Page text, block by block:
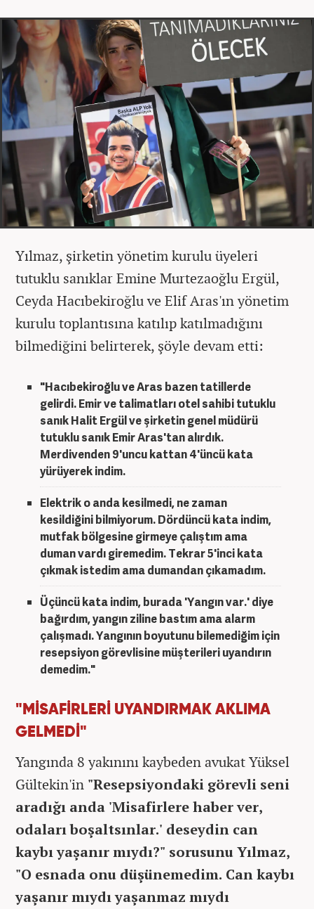
Yılmaz, şirketin yönetim kurulu üyeleri
tutuklu sanıklar Emine Murtezaoğlu Ergül,
Ceyda Hacıbekiroğlu ve Elif Aras'ın yönetim
kurulu toplantısına katılıp katılmadığını
bilmediğini belirterek, şöyle devam etti:
"Hacıbekiroğlu ve Aras bazen tatillerde
gelirdi. Emir ve talimatları otel sahibi tutuklu
sanık Halit Ergül ve şirketin genel müdürü
tutuklu sanık Emir Aras'tan alırdık.
Merdivenden 9'uncu kattan 4'üncü kata
yürüyerek indim.
Elektrik o anda kesilmedi, ne zaman
kesildiğini bilmiyorum. Dördüncü kata indim,
mutfak bölgesine girmeye çalıştım ama
duman vardı giremedim. Tekrar 5'inci kata
çıkmak istedim ama dumandan çıkamadım.
Üçüncü kata indim, burada 'Yangın var.' diye
bağırdım, yangın ziline bastım ama alarm
çalışmadı. Yangının boyutunu bilemediğim için
resepsiyon görevlisine müşterileri uyandırın
demedim."
"MİSAFİRLERİ UYANDIRMAK AKLIMA
GELMEDİ"
Yangında 8 yakınını kaybeden avukat Yüksel
Gültekin'in "Resepsiyondaki görevli seni
aradığı anda 'Misafirlere haber ver,
odaları boşaltsınlar.' deseydin can
kaybı yaşanır mıydı?" sorusunu Yılmaz,
"O esnada onu düşünemedim. Can kaybı
yaşanır mıydı yaşanmaz mıydı